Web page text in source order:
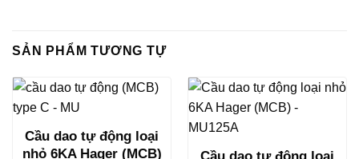
SẢN PHẨM TƯƠNG TỰ
Cầu dao tự động loại
nhỏ 6KA Hager (MCB)